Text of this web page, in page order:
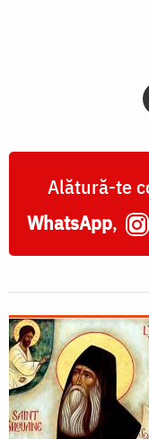
Alătură-te
WhatsApp,